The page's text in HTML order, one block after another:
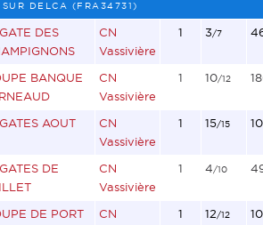
SUR DELCA (FRA34731)
DES
CN
Vassivière
1 3/7
BANQUE
CN
Vassivière
1 10/12
AOUT
CN
Vassivière
1 15/15
DE
CN
Vassivière
1 4/10
DE PORT
CN
1 12/12